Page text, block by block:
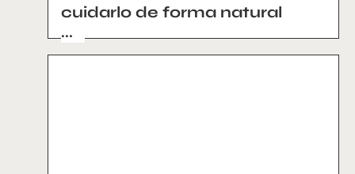
cuidarlo de forma natural
...